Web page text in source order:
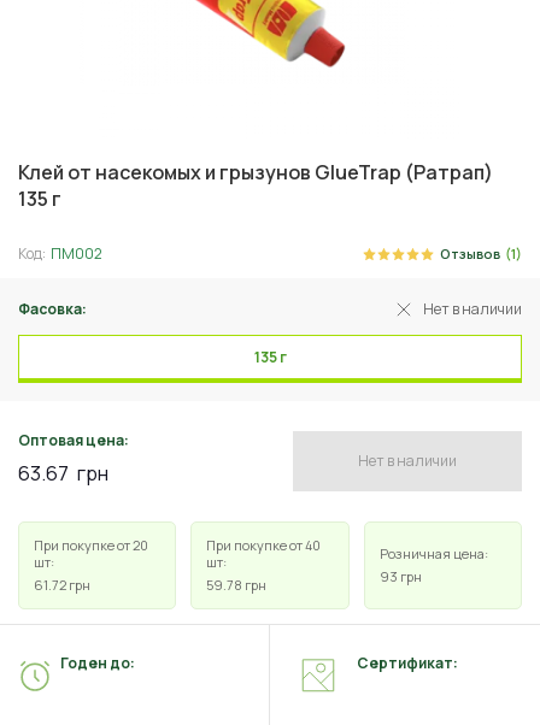
Клей от насекомых и грызунов GlueTrap (Ратрап)
135 г
Код: ПМ002 Отзывов (1)
Фасовка: Нет в наличии
135 г
Оптовая цена:
63.67 грн Нет в наличии
При покупке от 20
шт:
61.72 грн
При покупке от 40
шт:
59.78 грн
Розничная цена:
93 грн
Годен до: Сертификат: